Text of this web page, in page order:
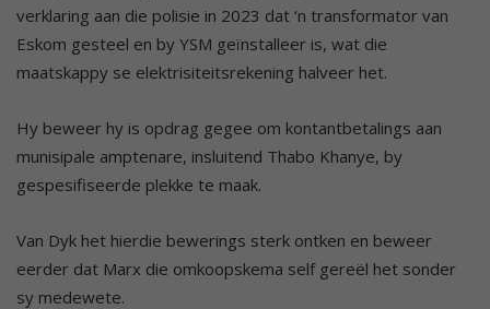
verklaring aan die polisie in 2023 dat ‘n transformator van
Eskom gesteel en by YSM geïnstalleer is, wat die
maatskappy se elektrisiteitsrekening halveer het.
Hy beweer hy is opdrag gegee om kontantbetalings aan
munisipale amptenare, insluitend Thabo Khanye, by
gespesifiseerde plekke te maak.
Van Dyk het hierdie bewerings sterk ontken en beweer
eerder dat Marx die omkoopskema self gereël het sonder
sy medewete.